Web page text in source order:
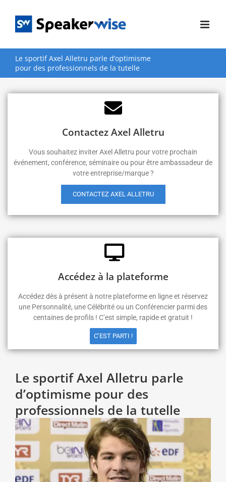
contenu
Le sportif Axel Alletru parle d’optimisme
pour des professionnels de la tutelle
Le sportif Axel Alletru parle
d’optimisme pour des
professionnels de la tutelle
Contactez Axel Alletru
Vous souhaitez inviter Axel Alletru pour votre prochain
événement, conférence, séminaire ou pour être ambassadeur de
votre entreprise/marque ?
CONTACTEZ AXEL ALLETRU
Accédez à la plateforme
Accédez dès à présent à notre plateforme en ligne et réservez
une Personnalité, une Célébrité ou un Conférencier parmi des
centaines de profils ! C’est simple, rapide et gratuit !
C’EST PARTI !